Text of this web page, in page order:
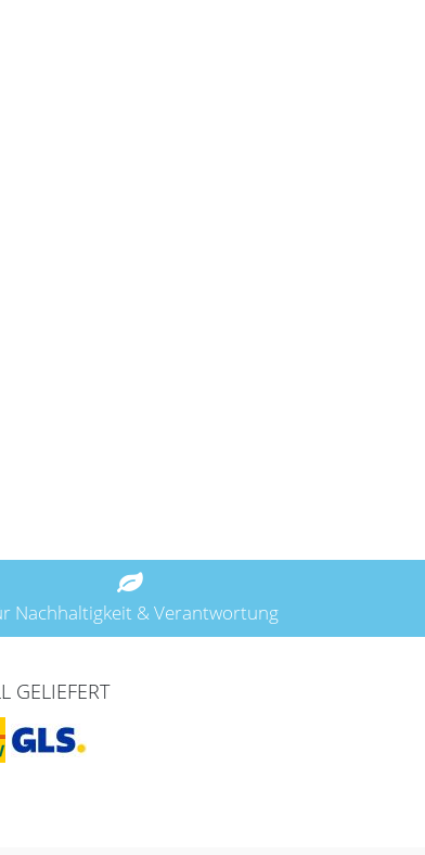
Nachhaltigkeit & Verantwortung
GELIEFERT